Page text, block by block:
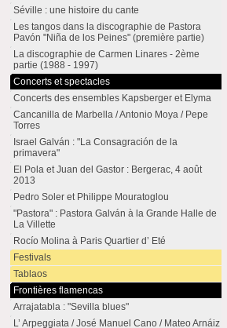
Séville : une histoire du cante
Les tangos dans la discographie de Pastora
Pavón "Niña de los Peines" (première partie)
La discographie de Carmen Linares - 2ème
partie (1988 - 1997)
Concerts et spectacles
Concerts des ensembles Kapsberger et Elyma
Cancanilla de Marbella / Antonio Moya / Pepe
Torres
Israel Galván : "La Consagración de la
primavera"
El Pola et Juan del Gastor : Bergerac, 4 août
2013
Pedro Soler et Philippe Mouratoglou
"Pastora" : Pastora Galván à la Grande Halle de
La Villette
Rocío Molina à Paris Quartier d’ Eté
Festivals
Tablaos
Frontières flamencas
Arrajatabla : "Sevilla blues"
L’ Arpeggiata / José Manuel Cano / Mateo Arnáiz